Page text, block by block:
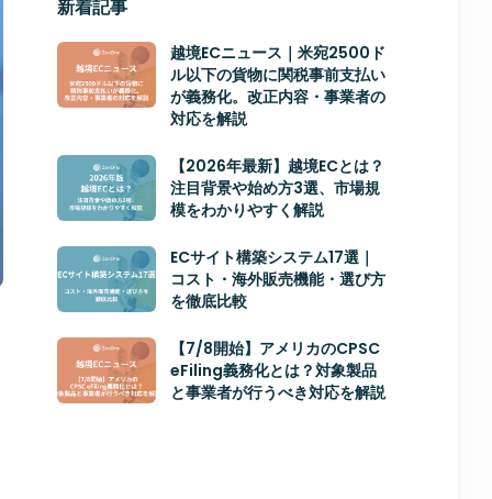
新着記事
越境ECニュース｜米宛2500ド
ル以下の貨物に関税事前支払い
が義務化。改正内容・事業者の
対応を解説
【2026年最新】越境ECとは？
注目背景や始め方3選、市場規
模をわかりやすく解説
ECサイト構築システム17選｜
コスト・海外販売機能・選び方
を徹底比較
【7/8開始】アメリカのCPSC
eFiling義務化とは？対象製品
と事業者が行うべき対応を解説